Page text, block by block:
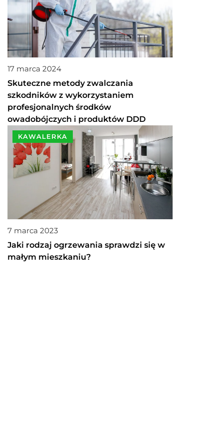
17 marca 2024
Skuteczne metody zwalczania
szkodników z wykorzystaniem
profesjonalnych środków
owadobójczych i produktów DDD
KAWALERKA
7 marca 2023
Jaki rodzaj ogrzewania sprawdzi się w
małym mieszkaniu?